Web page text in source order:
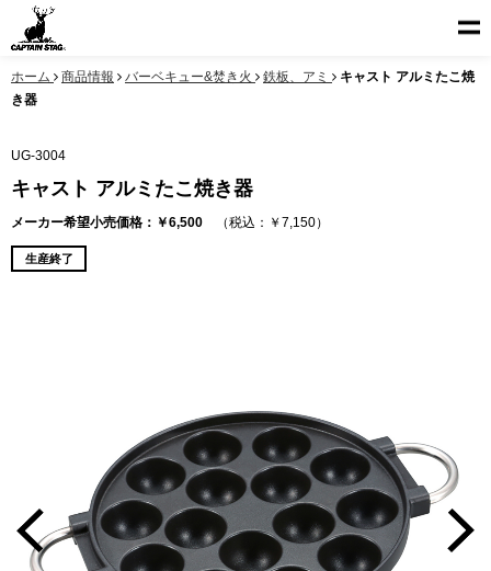
ホーム 商品情報 バーベキュー&焚き火 鉄板、アミ
キャスト アルミたこ焼
き器
UG-3004
キャスト アルミたこ焼き器
メーカー希望小売価格：￥6,500 （税込：￥7,150）
生産終了